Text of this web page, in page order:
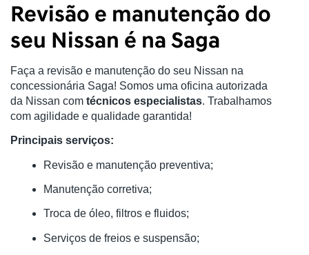
Revisão e manutenção do
seu Nissan é na Saga
Faça a revisão e manutenção do seu Nissan na
concessionária Saga! Somos uma oficina autorizada
da Nissan com técnicos especialistas. Trabalhamos
com agilidade e qualidade garantida!
Principais serviços:
Revisão e manutenção preventiva;
Manutenção corretiva;
Troca de óleo, filtros e fluidos;
Serviços de freios e suspensão;